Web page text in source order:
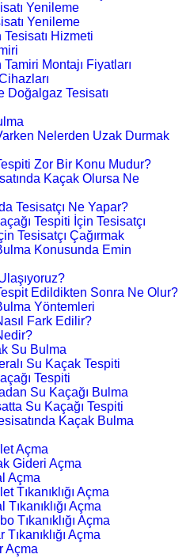
Yenileme
Yenileme
Hizmeti
Montajı Fiyatları
Doğalgaz Tesisatı
Nelerden Uzak Durmak
Zor Bir Konu Mudur?
Kaçak Olursa Ne
Tesisatçı Ne Yapar?
Tespiti İçin Tesisatçı
Tesisatçı Çağırmak
Konusunda Emin
Edildikten Sonra Ne Olur?
Yöntemleri
Fark Edilir?
Su Bulma
Su Kaçak Tespiti
Tespiti
Su Kaçağı Bulma
Su Kaçağı Tespiti
Kaçak Bulma
Açma
Gideri Açma
Açma
Tıkanıklığı Açma
Açma
Tıkanıklığı Açma
Açma
Açma